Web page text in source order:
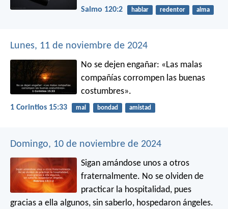
Salmo 120:2 hablar redentor alma
Lunes, 11 de noviembre de 2024
No se dejen engañar: «Las malas
compañías corrompen las buenas
costumbres».
1 Corintios 15:33 mal bondad amistad
Domingo, 10 de noviembre de 2024
Sigan amándose unos a otros
fraternalmente. No se olviden de
practicar la hospitalidad, pues
gracias a ella algunos, sin saberlo, hospedaron ángeles.